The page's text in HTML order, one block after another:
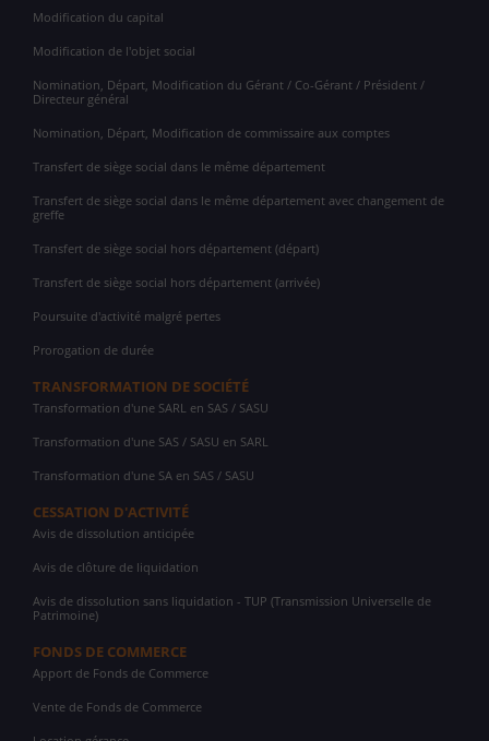
Modification du capital
Modification de l'objet social
Nomination, Départ, Modification du Gérant / Co-Gérant / Président /
Directeur général
Nomination, Départ, Modification de commissaire aux comptes
Transfert de siège social dans le même département
Transfert de siège social dans le même département avec changement de
greffe
Transfert de siège social hors département (départ)
Transfert de siège social hors département (arrivée)
Poursuite d'activité malgré pertes
Prorogation de durée
TRANSFORMATION DE SOCIÉTÉ
Transformation d'une SARL en SAS / SASU
Transformation d'une SAS / SASU en SARL
Transformation d'une SA en SAS / SASU
CESSATION D'ACTIVITÉ
Avis de dissolution anticipée
Avis de clôture de liquidation
Avis de dissolution sans liquidation - TUP (Transmission Universelle de
Patrimoine)
FONDS DE COMMERCE
Apport de Fonds de Commerce
Vente de Fonds de Commerce